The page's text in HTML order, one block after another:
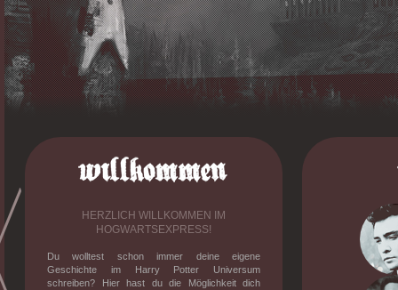
HERZLICH WILLKOMMEN IM
HOGWARTSEXPRESS!
Du wolltest schon immer deine eigene
Geschichte im Harry Potter Universum
schreiben? Hier hast du die Möglichkeit dich